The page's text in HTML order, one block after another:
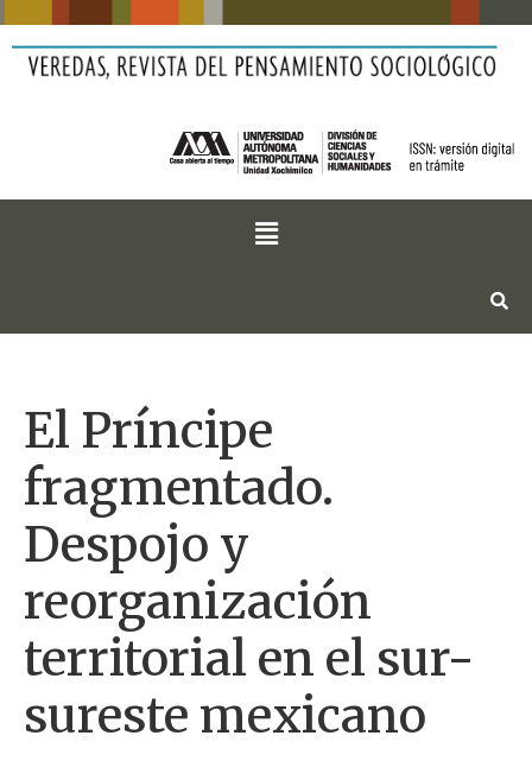
El Príncipe
fragmentado.
Despojo y
reorganización
territorial en el sur-
sureste mexicano